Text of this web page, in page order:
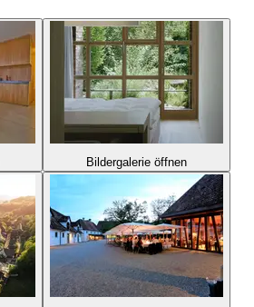
Bildergalerie öffnen